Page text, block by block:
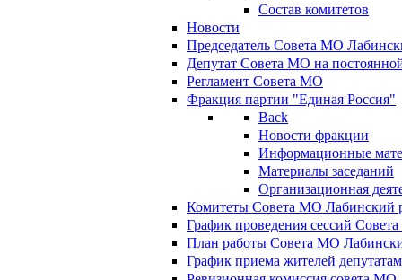
Состав комитетов
Новости
Председатель Совета МО
Депутат Совета МО на
Регламент Совета МО
Фракция партии "Единая Россия"
Back
Новости фракции
Информационные
Материалы заседаний
Организационная
Комитеты Совета МО Лабинский
График проведения сессий
План работы Совета МО
График приема жителей